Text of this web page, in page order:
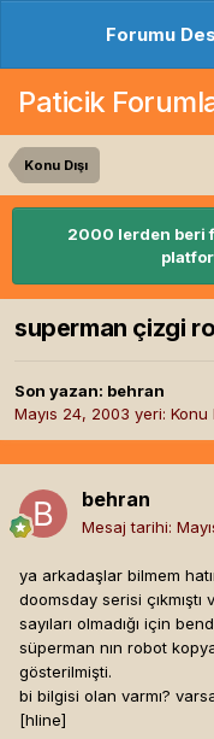
Forumu
Paticik
Konu Dışı
2000 lerden beri
superman çizgi
Son yazan: behran
Mayıs 24, 2003 yeri: Konu
behran
Mesaj tarihi:
ya arkadaşlar bilmem
doomsday serisi
sayıları olmadığı için
süperman nın robot
gösterilmişti.
bi bilgisi olan varmı?
[hline]